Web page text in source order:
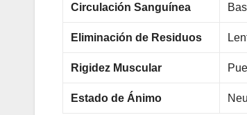
Circulación Sanguínea
Eliminación de Residuos
Rigidez Muscular
Estado de Ánimo